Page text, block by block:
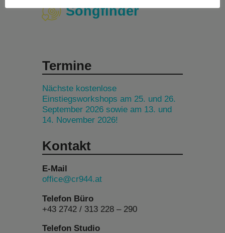
Songfinder
Termine
Nächste kostenlose
Einstiegsworkshops am 25. und 26.
September 2026 sowie am 13. und
14. November 2026!
Kontakt
E-Mail
office@cr944.at
Telefon Büro
+43 2742 / 313 228 – 290
Telefon Studio